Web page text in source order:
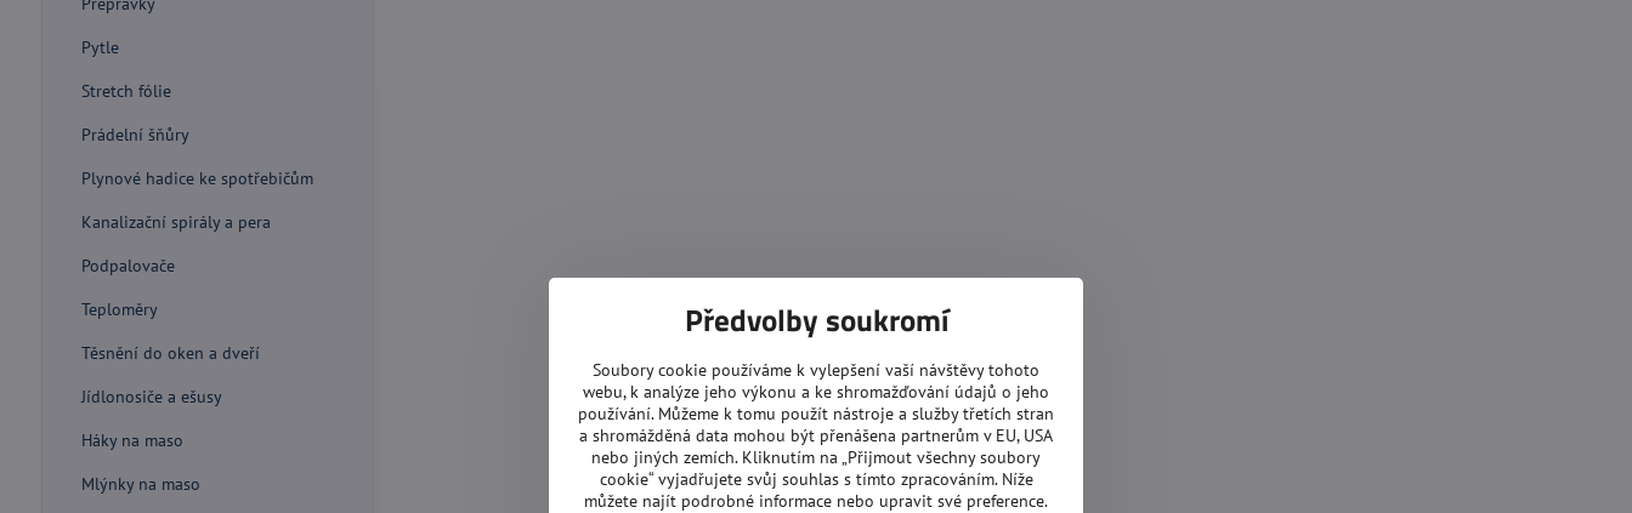
Pytle
Stretch fólie
Prádelní šňůry
Plynové hadice ke spotřebičům
Kanalizační spirály a pera
Podpalovače
Teploměry
Těsnění do oken a dveří
Jídlonosiče a ešusy
Háky na maso
Mlýnky na maso
Předvolby soukromí
Soubory cookie používáme k vylepšení vaší návštěvy tohoto
webu, k analýze jeho výkonu a ke shromažďování údajů o jeho
používání. Můžeme k tomu použít nástroje a služby třetích stran
a shromážděná data mohou být přenášena partnerům v EU, USA
nebo jiných zemích. Kliknutím na „Přijmout všechny soubory
cookie“ vyjadřujete svůj souhlas s tímto zpracováním. Níže
můžete najít podrobné informace nebo upravit své preference.